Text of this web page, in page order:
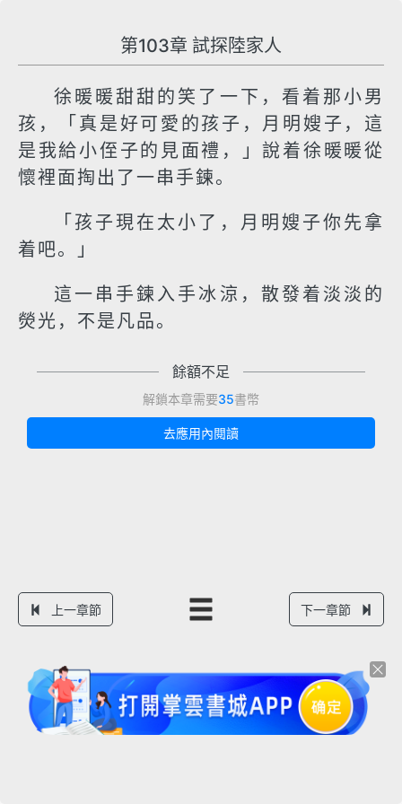
第103章 試探陸家人
徐暖暖甜甜的笑了一下，看着那小男
孩，「真是好可愛的孩子，月明嫂子，這
是我給小侄子的見面禮，」說着徐暖暖從
懷裡面掏出了一串手鍊。
「孩子現在太小了，月明嫂子你先拿
着吧。」
這一串手鍊入手冰涼，散發着淡淡的
熒光，不是凡品。
餘額不足
解鎖本章需要35書幣
去應用內閱讀
上一章節 下一章節